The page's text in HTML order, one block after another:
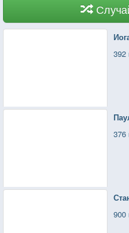
392
376
900